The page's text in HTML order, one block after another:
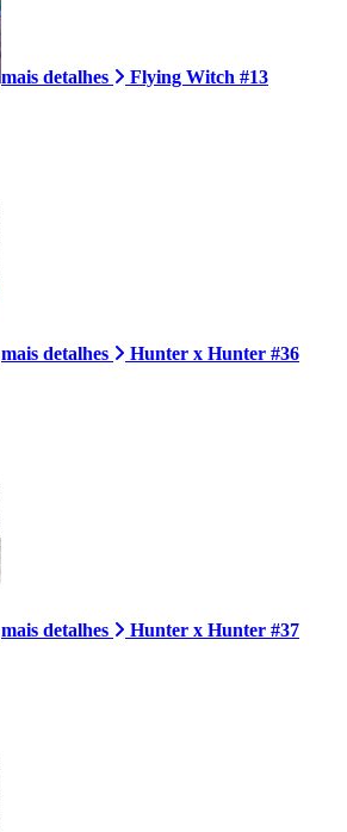
mais detalhes Flying Witch #13
mais detalhes Hunter x Hunter #36
mais detalhes Hunter x Hunter #37